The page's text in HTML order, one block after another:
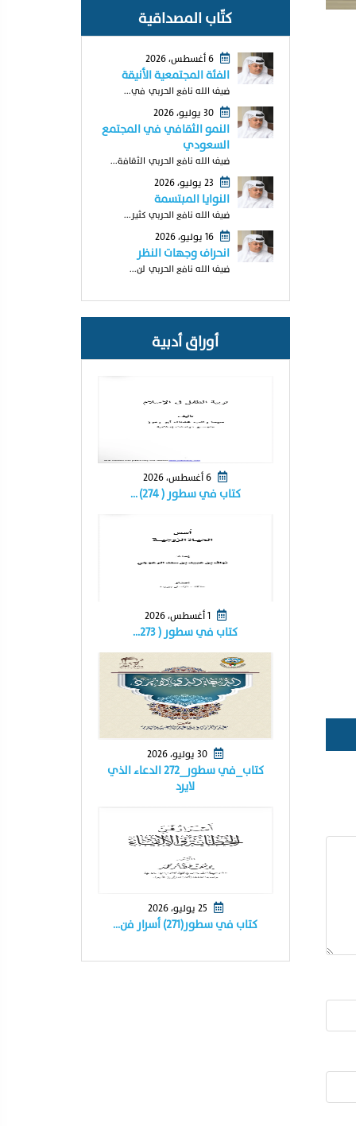
كتّاب المصداقية
الفئة المجتمعية الأنيقة
ضيف الله نافع الحربي في...
النمو الثقافي في المجتمع
السعودي
ضيف الله نافع الحربي الثقافة...
النوايا المبتسمة
ضيف الله نافع الحربي كثير...
انحراف وجهات النظر
ضيف الله نافع الحربي لن...
أوراق أدبية
كتاب في سطور ( ٢٧٤) …
1 أغسطس، 2026
كتاب في سطور ( ٢٧٣…
كتاب_في سطور_٢٧٢ الدعاء الذي
لايرد
كتاب في سطور(٢٧١) أسرار فن…